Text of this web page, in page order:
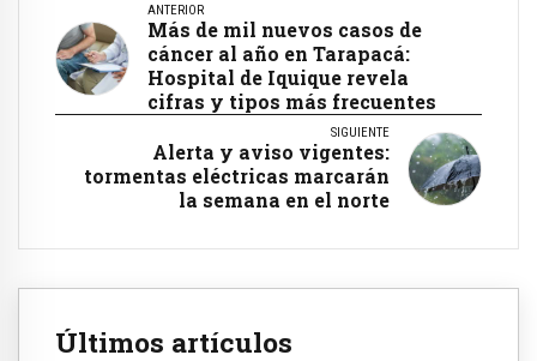
ANTERIOR
Más de mil nuevos casos de
cáncer al año en Tarapacá:
Hospital de Iquique revela
cifras y tipos más frecuentes
SIGUIENTE
Alerta y aviso vigentes:
tormentas eléctricas marcarán
la semana en el norte
Últimos artículos